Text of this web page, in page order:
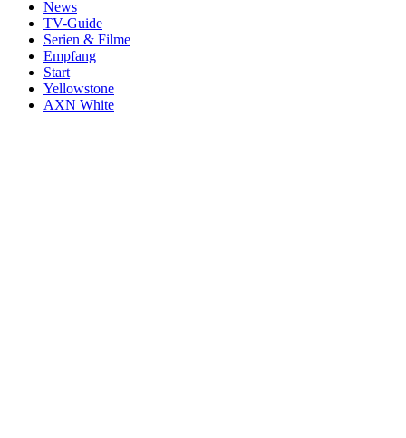
News
TV-Guide
Serien & Filme
Empfang
Start
Yellowstone
AXN White